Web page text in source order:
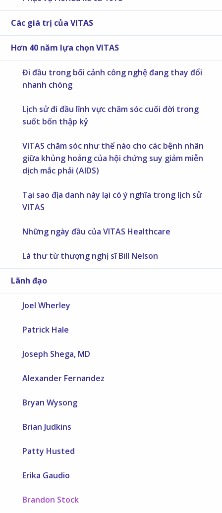
Các giá trị của VITAS
Hơn 40 năm lựa chọn VITAS
Đi đầu trong bối cảnh công nghệ đang thay đổi
nhanh chóng
Lịch sử đi đầu lĩnh vực chăm sóc cuối đời trong
suốt bốn thập kỷ
VITAS chăm sóc như thế nào cho các bệnh nhân
giữa khủng hoảng của hội chứng suy giảm miễn
dịch mắc phải (AIDS)
Tại sao địa danh này lại có ý nghĩa trong lịch sử
VITAS
Những ngày đầu của VITAS Healthcare
Lá thư từ thượng nghị sĩ Bill Nelson
Lãnh đạo
Joel Wherley
Patrick Hale
Joseph Shega, MD
Alexander Fernandez
Bryan Wysong
Brian Judkins
Patty Husted
Erika Gaudio
Brandon Stock